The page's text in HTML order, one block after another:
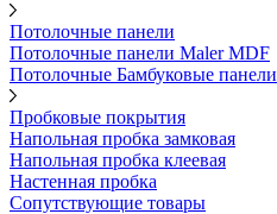
Потолочные панели
Потолочные панели Maler MDF
Потолочные Бамбуковые панели
Пробковые покрытия
Напольная пробка замковая
Напольная пробка клеевая
Настенная пробка
Сопутствующие товары